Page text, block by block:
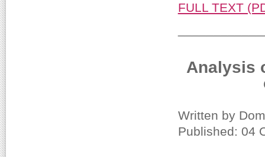
FULL TEXT
Analysis
Written by
Published: 04